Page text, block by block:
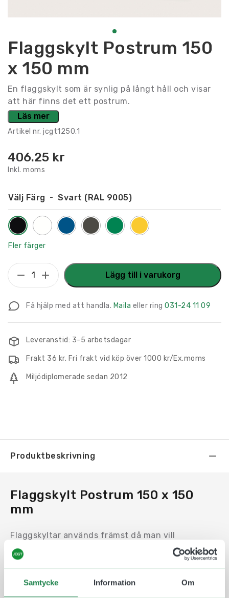
Samtycke Information Om
Flaggskylt Postrum 150
x 150 mm
En flaggskylt som är synlig på långt håll och visar
att här finns det ett postrum.
Läs mer
Artikel nr. jcgt1250.1
406.25 kr
Inkl. moms
Välj Färg Svart (RAL 9005)
Fler färger
Flaggskylt
Postrum
x
150
mm
Lägg till i varukorg
Få hjälp med att handla. Maila eller ring 031-24 11 09
Leveranstid: 3-5 arbetsdagar
Frakt 36 kr. Fri frakt vid köp över 1000 kr/Ex.moms
Miljödiplomerade sedan 2012
Produktbeskrivning
Flaggskylt Postrum 150 x 150
mm
Flaggskyltar används främst då man vill
synliggöra ett rum eller ett objekt på längre
avstånd. Exempelvis i en lång korridor eller vid ett
hörn.